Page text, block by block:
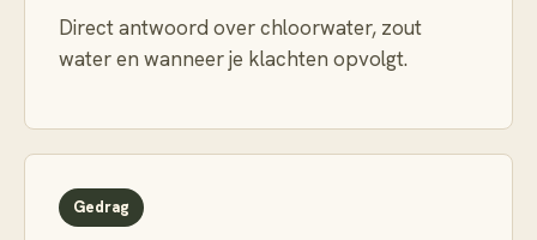
Direct antwoord over chloorwater, zout
water en wanneer je klachten opvolgt.
Gedrag